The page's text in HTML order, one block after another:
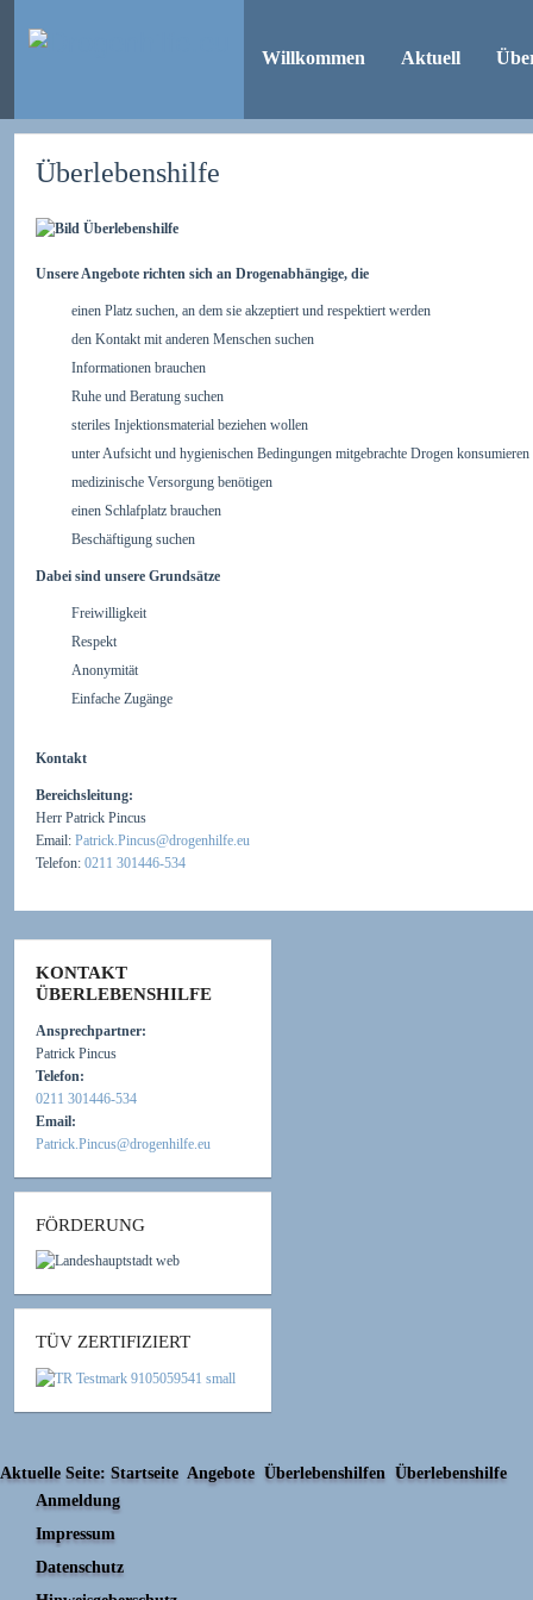
Willkommen Aktuell
Überlebenshilfe
Unsere Angebote richten sich an Drogenabhängige, die
einen Platz suchen, an dem sie akzeptiert und respektiert werden
den Kontakt mit anderen Menschen suchen
Informationen brauchen
Ruhe und Beratung suchen
steriles Injektionsmaterial beziehen wollen
unter Aufsicht und hygienischen Bedingungen mitgebrachte Drogen
medizinische Versorgung benötigen
einen Schlafplatz brauchen
Beschäftigung suchen
Dabei sind unsere Grundsätze
Freiwilligkeit
Respekt
Anonymität
Einfache Zugänge
Kontakt
Bereichsleitung:
Herr Patrick Pincus
Email: Patrick.Pincus@drogenhilfe.eu
Telefon: 0211 301446-534
KONTAKT
ÜBERLEBENSHILFE
Ansprechpartner:
Patrick Pincus
Telefon:
0211 301446-534
Email:
Patrick.Pincus@drogenhilfe.eu
FÖRDERUNG
TÜV ZERTIFIZIERT
Aktuelle Seite: Startseite Angebote Überlebenshilfen Überlebenshilfe
Anmeldung
Impressum
Datenschutz